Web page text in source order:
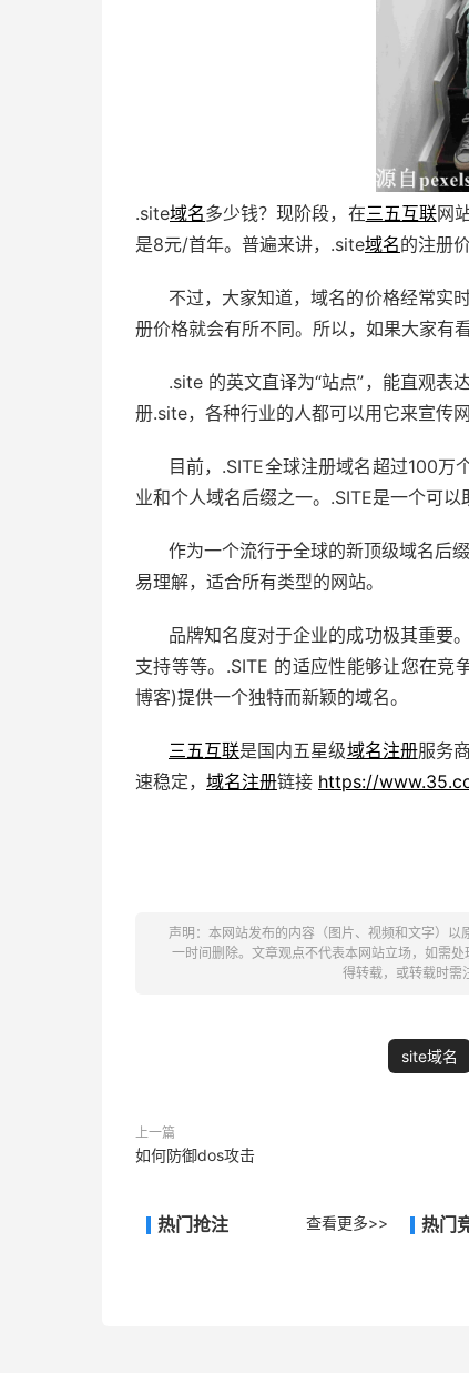
.site域名多少钱？现阶段，在三五互联网
是8元/首年。普遍来讲，.site域名的注册
不过，大家知道，域名的价格经常实
册价格就会有所不同。所以，如果大家有
.site 的英文直译为“站点”，能直观表
册.site，各种行业的人都可以用它来宣传
目前，.SITE全球注册域名超过100
业和个人域名后缀之一。.SITE是一个可
作为一个流行于全球的新顶级域名后
易理解，适合所有类型的网站。
品牌知名度对于企业的成功极其重要
支持等等。.SITE 的适应性能够让您在竞
博客)提供一个独特而新颖的域名。
三五互联是国内五星级域名注册服务
速稳定， 域名注册链接 https://
声明：本网站发布的内容（图片、视频和文字）
一时间删除。文章观点不代表本网站立场，如需
得转载，或转载时需
site域名
上一篇
如何防御dos攻击
热门抢注 查看更多>> 热门